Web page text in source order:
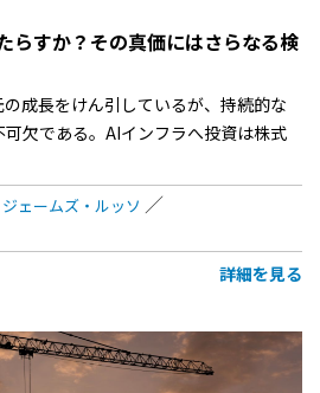
らすか？その真価にはさらなる検
成長をけん引しているが、持続的な
欠である。AIインフラへ投資は株式
ジェームズ・ルッソ
詳細を見る